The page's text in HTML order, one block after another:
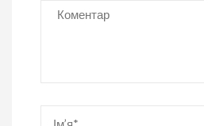
Коментар